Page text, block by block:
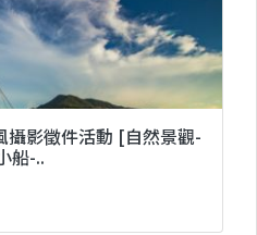
攝影徵件活動 [自然景觀-
船-..